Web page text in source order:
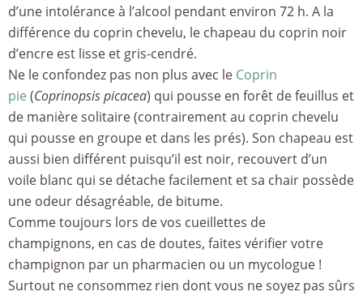
d’une intolérance à l’alcool pendant environ 72 h. A la
différence du coprin chevelu, le chapeau du coprin noir
d’encre est lisse et gris-cendré.
Ne le confondez pas non plus avec le Coprin
pie (Coprinopsis picacea) qui pousse en forêt de feuillus et
de manière solitaire (contrairement au coprin chevelu
qui pousse en groupe et dans les prés). Son chapeau est
aussi bien différent puisqu’il est noir, recouvert d’un
voile blanc qui se détache facilement et sa chair possède
une odeur désagréable, de bitume.
Comme toujours lors de vos cueillettes de
champignons, en cas de doutes, faites vérifier votre
champignon par un pharmacien ou un mycologue !
Surtout ne consommez rien dont vous ne soyez pas sûrs